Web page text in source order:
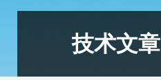
技术文章